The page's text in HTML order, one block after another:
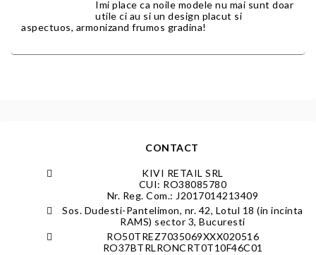
Imi place ca noile modele nu mai sunt doar
utile ci au si un design placut si
aspectuos, armonizand frumos gradina!
CONTACT
KIVI RETAIL SRL
CUI: RO38085780
Nr. Reg. Com.: J2017014213409
Sos. Dudesti-Pantelimon, nr. 42, Lotul 18 (in incinta
RAMS) sector 3, Bucuresti
RO50TREZ7035069XXX020516
RO37BTRLRONCRT0T10F46C01